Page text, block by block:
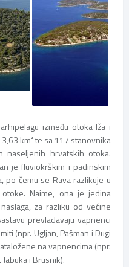
između otoka Iža i
km² te sa 117 stanovnika
naseljenih hrvatskih otoka.
je fluviokrškim i padinskim
po čemu se Rava razlikuje u
Naime, ona je jedina
za razliku od većine
prevladavaju vapnenci
(npr. Ugljan, Pašman i Dugi
na vapnencima (npr.
i Brusnik).